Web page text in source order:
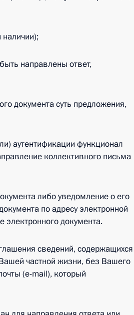
направлены ответ,
документа суть предложения,
аутентификации функционал
коллективного письма
либо уведомление о его
по адресу электронной
документа.
сведений, содержащихся
частной жизни, без Вашего
(e-mail), который